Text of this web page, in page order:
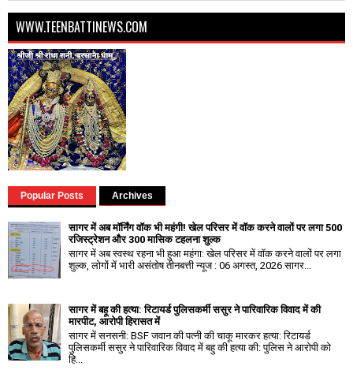
WWW.TEENBATTINEWS.COM
Popular Posts Archives
सागर में अब मॉर्निंग वॉक भी महंगी! खेल परिसर में वॉक करने वालों पर लगा ₹500
रजिस्ट्रेशन और ₹300 मासिक टहलना शुल्क
सागर में अब स्वस्थ रहना भी हुआ महंगा: खेल परिसर में वॉक करने वालों पर लगा
शुल्क, लोगों में भारी असंतोष तीनबत्ती न्यूज : 06 अगस्त, 2026 सागर...
सागर में बहू की हत्या: रिटायर्ड पुलिसकर्मी ससुर ने पारिवारिक विवाद में की
मारपीट, आरोपी हिरासत में
सागर में सनसनी: BSF जवान की पत्नी की चाकू मारकर हत्या: रिटायर्ड
पुलिसकर्मी ससुर ने पारिवारिक विवाद में बहु की हत्या की: पुलिस ने आरोपी को
हि...